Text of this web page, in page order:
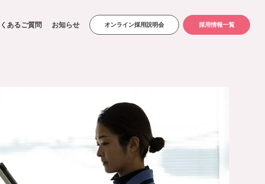
あるご質問 お知らせ オンライン採用説明会 採用情報一覧